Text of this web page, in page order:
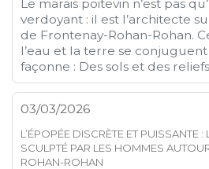
Le marais poitevin n’est pas
verdoyant : il est l’architecte
de Frontenay-Rohan-Rohan.
l’eau et la terre se
façonne : Des sols et des
03/03/2026
L’ÉPOPÉE DISCRÈTE ET PUISSANTE
SCULPTÉ PAR LES HOMMES
ROHAN-ROHAN